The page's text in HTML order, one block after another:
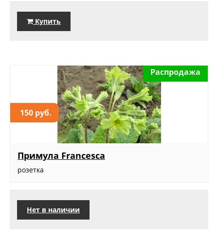
Купить
150 руб.
Распродажа
Примула Francesca
розетка
Нет в наличии